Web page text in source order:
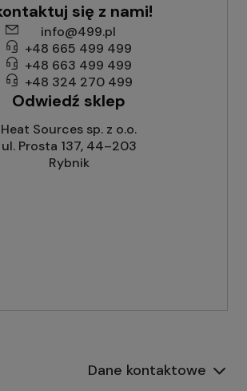
się z nami!
info@499.pl
+48 665 499 499
+48 663 499 499
+48 324 270 499
Odwiedź sklep
Heat Sources sp. z o.o.
ul. Prosta 137, 44–203
Rybnik
Dane kontaktowe